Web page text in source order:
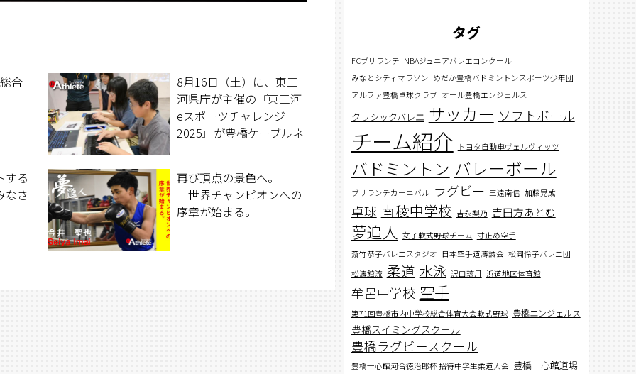
合
8月16日（土）に、東三
河県庁が主催の『東三河
eスポーツチャレンジ
2025』が豊橋ケーブルネ
する
なさ
再び頂点の景色へ。
世界チャンピオンへの
序章が始まる。
タグ
FCブリランテ NBAジュニアバレエコンクール
みなとシティマラソン めだか豊橋バドミントンスポーツ少年団
アルファ豊橋卓球クラブ オール豊橋エンジェルス
クラシックバレエ サッカー ソフトボール
チーム紹介 トヨタ自動車ヴェルヴィッツ
バドミントン バレーボール
ブリランテカーニバル ラグビー 三遠南信 加藤晃成
卓球 南稜中学校 吉永梨乃 吉田方あとむ
夢追人 女子軟式野球チーム 寸止め空手
斎竹恭子バレエスタジオ 日本空手道濤誠会 松岡怜子バレエ団
松濤館流 柔道 水泳 沢口璃月 浜道地区体育館
牟呂中学校 空手
第71回豊橋市内中学校総合体育大会軟式野球 豊橋エンジェルス
豊橋スイミングスクール
豊橋ラグビースクール
豊橋一心館河合徳治郎杯 招待中学生柔道大会 豊橋一心館道場